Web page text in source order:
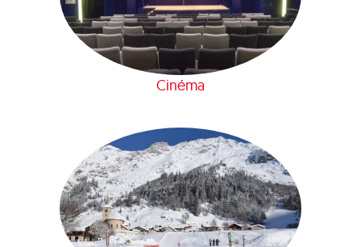
Cinéma